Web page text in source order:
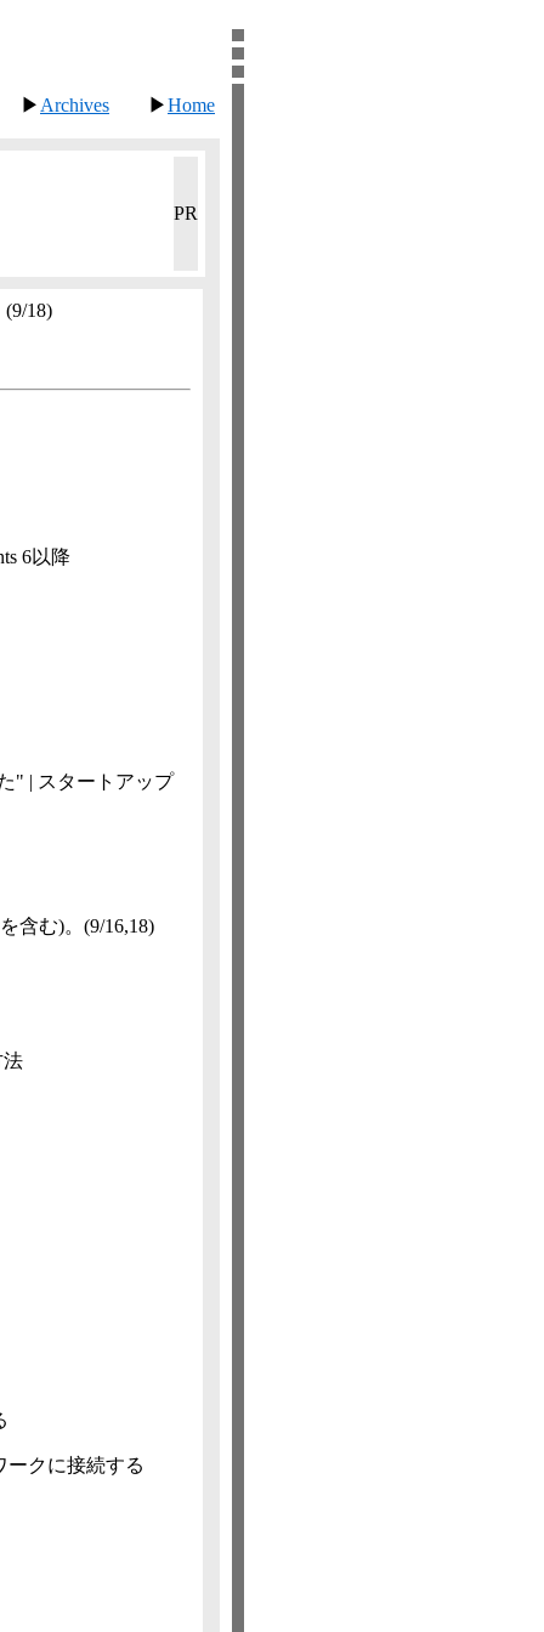
▶ Archives ▶Home
PR
(9/18)
6以降
" | スタートアップ
含む)。 (9/16,​18)
法
ークに接続する